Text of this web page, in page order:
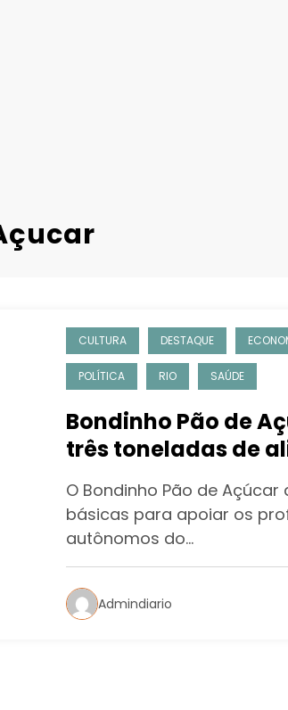
CULTURA DESTAQUE
POLÍTICA RIO SAÚDE
Bondinho Pão de
três toneladas de
guias de turismo do
O Bondinho Pão de
básicas para apoiar os
autônomos do…
Admindiario